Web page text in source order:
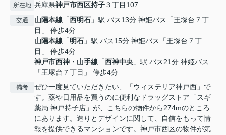
所在地 兵庫県神戸市西区持子３丁目107
交通 山陽本線 「西明石 」駅 バス13分 神姫バス「王塚台７丁
目」 停歩4分
山陽本線 「明石 」駅 バス15分 神姫バス「王塚台７丁
目」 停歩4分
神戸市西神・山手線 「西神中央 」駅 バス21分 神姫バス
「王塚台７丁目」 停歩4分
備考
ぜひ一度見ていただきたい、「ウィステリア神戸西」で
す。薬や日用品を買うのに便利なドラッグストア「スギ
薬局 神戸持子店」が、こちらの物件から274mのところ
にあります。造りとデザインに関して、自信をもって情
報を提供できるマンションです。神戸市西区の物件が気